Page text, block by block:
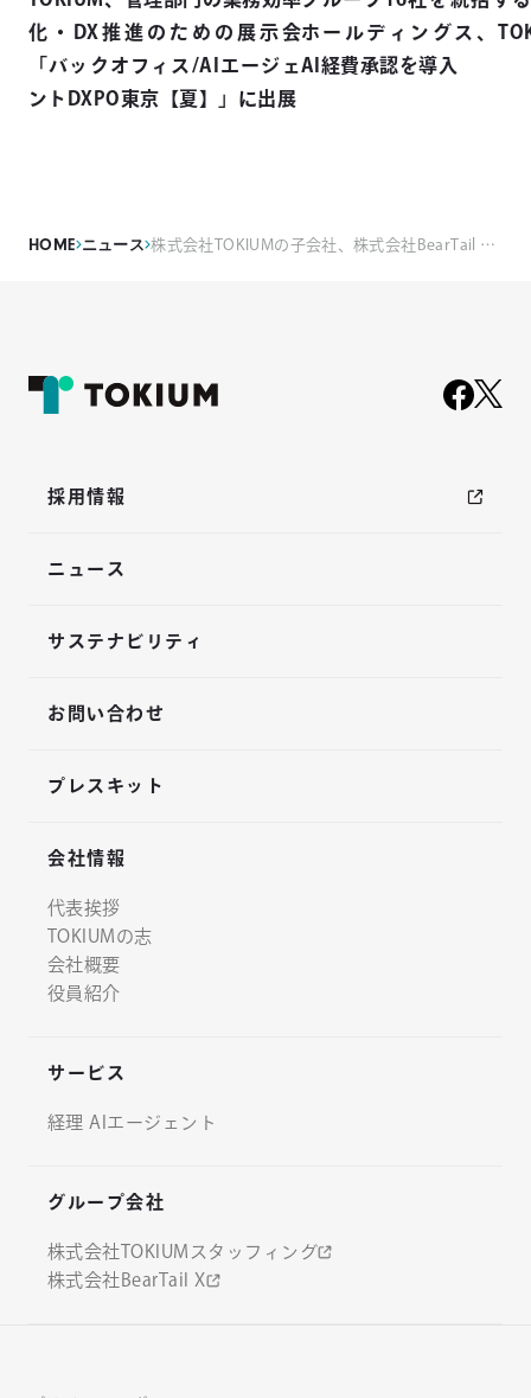
化・DX推進のための展示会
「バックオフィス/AIエージェ
ントDXPO東京【夏】」に出展
ホールディングス、
AI経費承認を導入
HOME ニュース 株式会社TOKIUMの子会社、株式会社BearTail Xが経理業務アウトソーシングサービス「TOKIUMアシスタント」を提供開始
採用情報
ニュース
サステナビリティ
お問い合わせ
プレスキット
会社情報
代表挨拶
TOKIUMの志
会社概要
役員紹介
サービス
経理 AIエージェント
グループ会社
株式会社TOKIUMスタッフィング
株式会社BearTail X